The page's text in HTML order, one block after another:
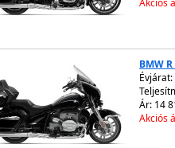
Akciós
BMW
Évjárat:
Ár: 14
Akciós